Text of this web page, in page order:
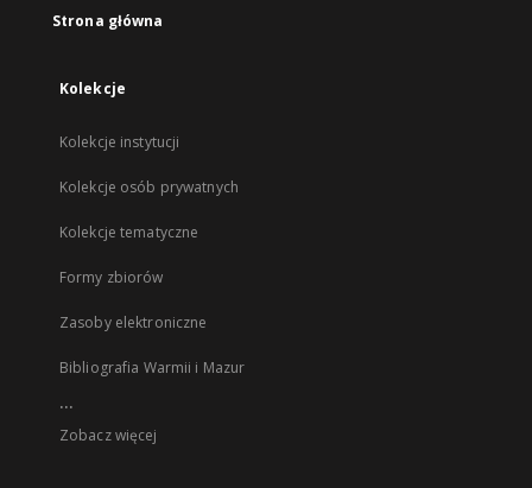
Strona główna
Kolekcje
Kolekcje instytucji
Kolekcje osób prywatnych
Kolekcje tematyczne
Formy zbiorów
Zasoby elektroniczne
Bibliografia Warmii i Mazur
...
Zobacz więcej